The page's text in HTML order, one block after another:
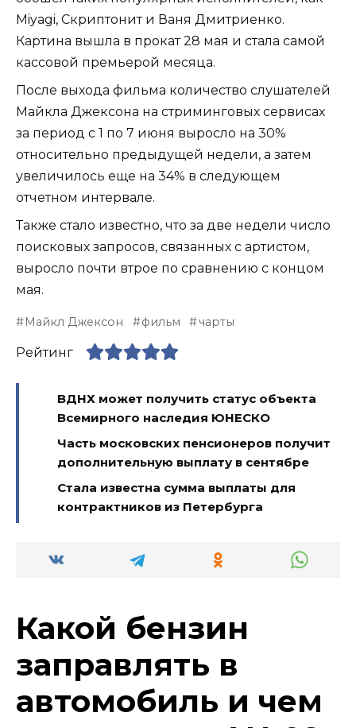
Miyagi, Скриптонит и Ваня Дмитриенко.
Картина вышла в прокат 28 мая и стала самой
кассовой премьерой месяца.
После выхода фильма количество слушателей
Майкла Джексона на стриминговых сервисах
за период с 1 по 7 июня выросло на 30%
относительно предыдущей недели, а затем
увеличилось еще на 34% в следующем
отчетном интервале.
Также стало известно, что за две недели число
поисковых запросов, связанных с артистом,
выросло почти втрое по сравнению с концом
мая.
Майкл Джексон фильм чарты
Рейтинг
ВДНХ может получить статус объекта
Всемирного наследия ЮНЕСКО
Часть московских пенсионеров получит
дополнительную выплату в сентябре
Стала известна сумма выплаты для
контрактников из Петербурга
Какой бензин
заправлять в
автомобиль и чем